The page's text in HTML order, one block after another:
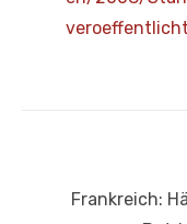
Vorheriger
Frankreich: